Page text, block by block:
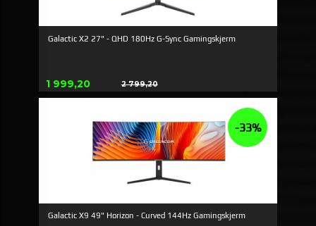
Galactic X2 27" - QHD 180Hz G-Sync Gamingskjerm
Erbjudande
1 999,20 2 799,20
Rabatt
Galactic X9 49" Horizon - Curved 144Hz Gamingskjerm
-33%